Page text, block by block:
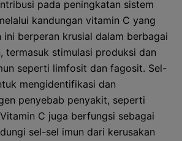
pada peningkatan sistem
kandungan vitamin C yang
ini berperan krusial dalam berbagai
termasuk stimulasi produksi dan
seperti limfosit dan fagosit. Sel-
mengidentifikasi dan
penyebab penyakit, seperti
C juga berfungsi sebagai
sel-sel imun dari kerusakan